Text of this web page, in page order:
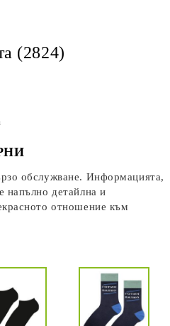
(2824)
обслужване. Информацията,
напълно детайлна и
отношение към